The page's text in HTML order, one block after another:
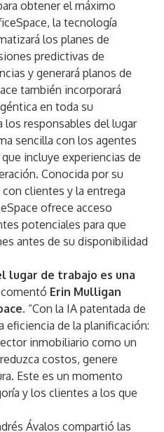
obtener el máximo
la tecnología
los planes de
predictivas de
y generará planos de
también incorporará
en toda su
responsables del lugar
sencilla con los agentes
incluye experiencias de
Conocida por su
clientes y la entrega
ofrece acceso
potenciales para que
antes de su disponibilidad
lugar de trabajo es una
comentó Erin Mulligan
“Con la IA patentada de
de la planificación:
inmobiliario como un
costos, genere
Este es un momento
y los clientes a los que
Ávalos compartió las